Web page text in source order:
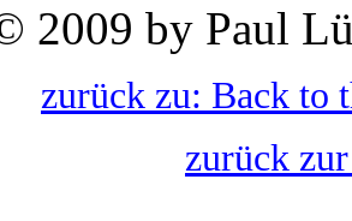
2009 by Paul
zurück zu: Back to
zurück